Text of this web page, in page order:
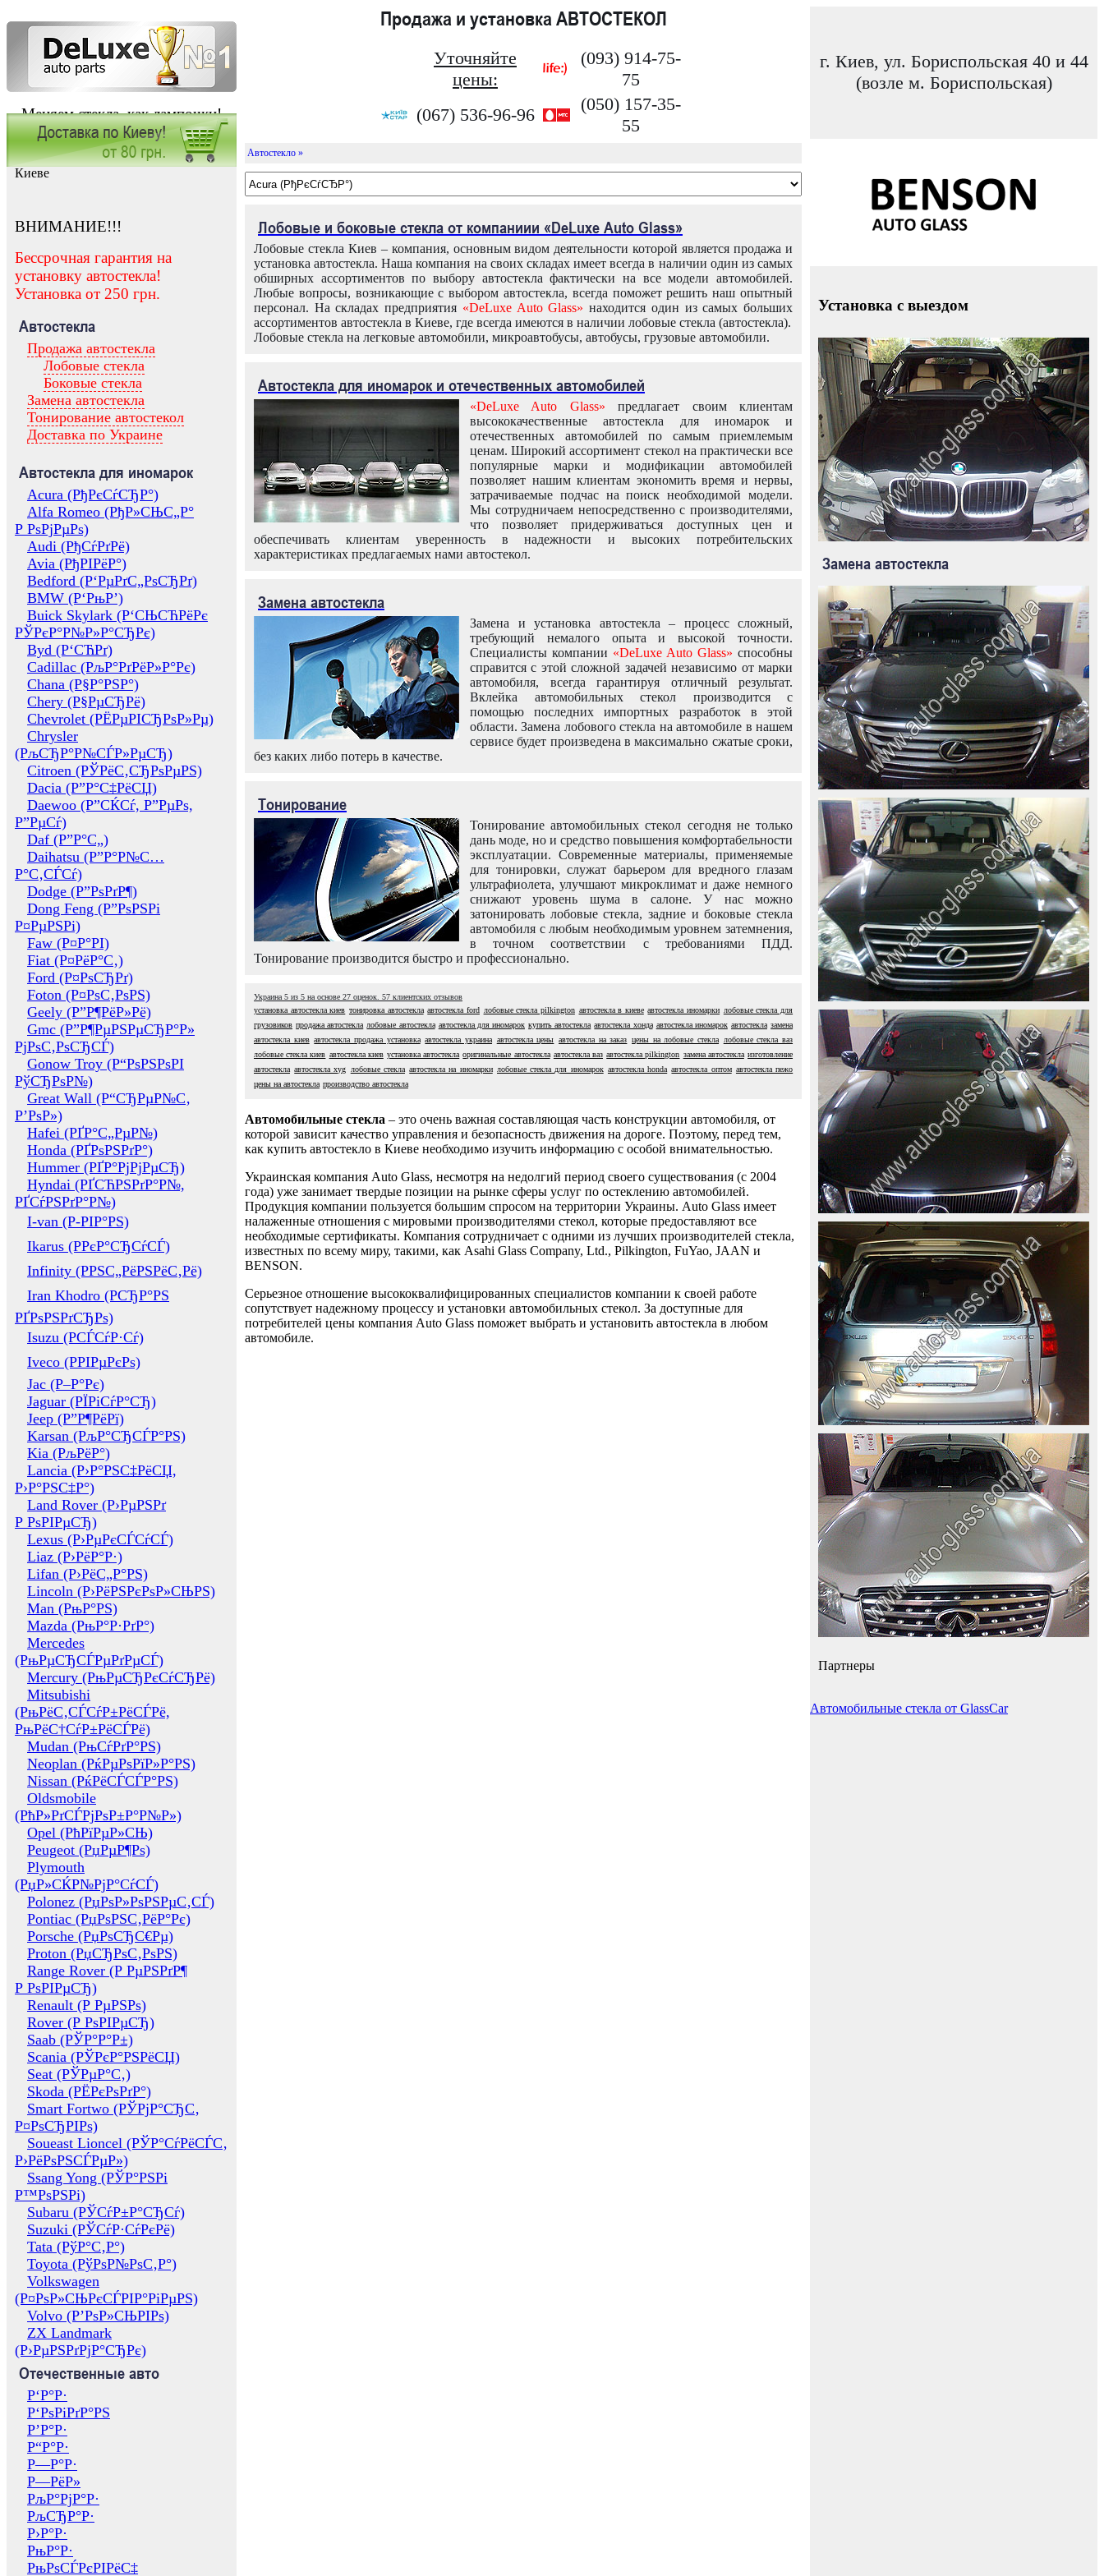
Меняем стекла, как лампочки!
Продажа и установка АВТОСТЕКОЛ
Уточняйте
цены:
(093) 914-75-
75
(067) 536-96-96
(050) 157-35-
55
г. Киев, ул. Бориспольская 40 и 44
(возле м. Бориспольская)
Заказать установку автостекла в
Киеве
ВНИМАНИЕ!!!
Бессрочная гарантия на
установку автостекла!
Установка от 250 грн.
Автостекла
Продажа автостекла
Лобовые стекла
Боковые стекла
Замена автостекла
Тонирование автостекол
Доставка по Украине
Автостекла для иномарок
Acura (РђРєСѓСЂР°)
Alfa Romeo (РђР»СЊС„Р°
Р РѕРјРµРѕ)
Audi (РђСѓРґРё)
Avia (РђРІРёР°)
Bedford (Р‘РµРґС„РѕСЂРґ)
BMW (Р‘РњР’)
Buick Skylark (Р‘СЊСЋРёРє
РЎРєР°Р№Р»Р°СЂРє)
Byd (Р‘СЋРґ)
Cadillac (РљР°РґРёР»Р°Рє)
Chana (Р§Р°РЅР°)
Chery (Р§РµСЂРё)
Chevrolet (РЁРµРІСЂРѕР»Рµ)
Chrysler
(РљСЂР°Р№СЃР»РµСЂ)
Citroen (РЎРёС‚СЂРѕРµРЅ)
Dacia (Р”Р°С‡РёСЏ)
Daewoo (Р”СЌСѓ, Р”РµРѕ,
Р”РµСѓ)
Daf (Р”Р°С„)
Daihatsu (Р”Р°Р№С…
Р°С‚СЃСѓ)
Dodge (Р”РѕРґР¶)
Dong Feng (Р”РѕРЅРі
Р¤РµРЅРі)
Faw (Р¤Р°РІ)
Fiat (Р¤РёР°С‚)
Ford (Р¤РѕСЂРґ)
Foton (Р¤РѕС‚РѕРЅ)
Geely (Р”Р¶РёР»Рё)
Gmc (Р”Р¶РµРЅРµСЂР°Р»
РјРѕС‚РѕСЂСЃ)
Gonow Troy (Р“РѕРЅРѕРІ
РўСЂРѕР№)
Great Wall (Р“СЂРµР№С‚
Р’РѕР»)
Hafei (РҐР°С„РµР№)
Honda (РҐРѕРЅРґР°)
Hummer (РҐР°РјРјРµСЂ)
Hyndai (РҐСЋРЅРґР°Р№,
РҐСѓРЅРґР°Р№)
I-van (Р-РІР°РЅ)
Ikarus (РРєР°СЂСѓСЃ)
Infinity (РРЅС„РёРЅРёС‚Рё)
Iran Khodro (РСЂР°РЅ
РҐРѕРЅРґСЂРѕ)
Isuzu (РСЃСѓР·Сѓ)
Iveco (РРІРµРєРѕ)
Jac (Р–Р°Рє)
Jaguar (РЇРіСѓР°СЂ)
Jeep (Р”Р¶РёРї)
Karsan (РљР°СЂСЃР°РЅ)
Kia (РљРёР°)
Lancia (Р›Р°РЅС‡РёСЏ,
Р›Р°РЅС‡Р°)
Land Rover (Р›РµРЅРґ
Р РѕРІРµСЂ)
Lexus (Р›РµРєСЃСѓСЃ)
Liaz (Р›РёР°Р·)
Lifan (Р›РёС„Р°РЅ)
Lincoln (Р›РёРЅРєРѕР»СЊРЅ)
Man (РњР°РЅ)
Mazda (РњР°Р·РґР°)
Mercedes
(РњРµСЂСЃРµРґРµСЃ)
Mercury (РњРµСЂРєСѓСЂРё)
Mitsubishi
(РњРёС‚СЃСѓР±РёСЃРё,
РњРёС†СѓР±РёСЃРё)
Mudan (РњСѓРґР°РЅ)
Neoplan (РќРµРѕРїР»Р°РЅ)
Nissan (РќРёСЃСЃР°РЅ)
Oldsmobile
(РћР»РґСЃРјРѕР±Р°Р№Р»)
Opel (РћРїРµР»СЊ)
Peugeot (РџРµР¶Рѕ)
Plymouth
(РџР»СЌР№РјР°СѓСЃ)
Polonez (РџРѕР»РѕРЅРµС‚СЃ)
Pontiac (РџРѕРЅС‚РёР°Рє)
Porsche (РџРѕСЂС€Рµ)
Proton (РџСЂРѕС‚РѕРЅ)
Range Rover (Р РµРЅРґР¶
Р РѕРІРµСЂ)
Renault (Р РµРЅРѕ)
Rover (Р РѕРІРµСЂ)
Saab (РЎР°Р°Р±)
Scania (РЎРєР°РЅРёСЏ)
Seat (РЎРµР°С‚)
Skoda (РЁРєРѕРґР°)
Smart Fortwo (РЎРјР°СЂС‚
Р¤РѕСЂРІРѕ)
Soueast Lioncel (РЎР°СѓРёСЃС‚
Р›РёРѕРЅСЃРµР»)
Ssang Yong (РЎР°РЅРі
Р™РѕРЅРі)
Subaru (РЎСѓР±Р°СЂСѓ)
Suzuki (РЎСѓР·СѓРєРё)
Tata (РўР°С‚Р°)
Toyota (РўРѕР№РѕС‚Р°)
Volkswagen
(Р¤РѕР»СЊРєСЃРІР°РіРµРЅ)
Volvo (Р’РѕР»СЊРІРѕ)
ZX Landmark
(Р›РµРЅРґРјР°СЂРє)
Отечественные авто
Р‘Р°Р·
Р‘РѕРіРґР°РЅ
Р’Р°Р·
Р“Р°Р·
Р—Р°Р·
Р—РёР»
РљР°РјР°Р·
РљСЂР°Р·
Р›Р°Р·
РњР°Р·
РњРѕСЃРєРІРёС‡
Автостекло »
Лобовые и боковые стекла от компаниии «DeLuxe Auto Glass»
Лобовые стекла Киев – компания, основным видом деятельности которой является продажа и
установка автостекла. Наша компания на своих складах имеет всегда в наличии один из самых
обширных ассортиментов по выбору автостекла фактически на все модели автомобилей.
Любые вопросы, возникающие с выбором автостекла, всегда поможет решить наш опытный
персонал. На складах предприятия «DeLuxe Auto Glass» находится один из самых больших
ассортиментов автостекла в Киеве, где всегда имеются в наличии лобовые стекла (автостекла).
Лобовые стекла на легковые автомобили, микроавтобусы, автобусы, грузовые автомобили.
Автостекла для иномарок и отечественных автомобилей
«DeLuxe Auto Glass» предлагает своим клиентам
высококачественные автостекла для иномарок и
отечественных автомобилей по самым приемлемым
ценам. Широкий ассортимент стекол на практически все
популярные марки и модификации автомобилей
позволяет нашим клиентам экономить время и нервы,
затрачиваемые подчас на поиск необходимой модели.
Мы сотрудничаем непосредственно с производителями,
что позволяет придерживаться доступных цен и
обеспечивать клиентам уверенность в надежности и высоких потребительских
характеристиках предлагаемых нами автостекол.
Замена автостекла
Замена и установка автостекла – процесс сложный,
требующий немалого опыта и высокой точности.
Специалисты компании «DeLuxe Auto Glass» способны
справится с этой сложной задачей независимо от марки
автомобиля, всегда гарантируя отличный результат.
Вклейка автомобильных стекол производится с
помощью последних импортных разработок в этой
области. Замена лобового стекла на автомобиле в нашем
сервисе будет произведена в максимально сжатые сроки,
без каких либо потерь в качестве.
Тонирование
Тонирование автомобильных стекол сегодня не только
дань моде, но и средство повышения комфортабельности
эксплуатации. Современные материалы, применяемые
для тонировки, служат барьером для вредного глазам
ультрафиолета, улучшают микроклимат и даже немного
снижают уровень шума в салоне. У нас можно
затонировать лобовые стекла, задние и боковые стекла
автомобиля с любым необходимым уровнем затемнения,
в точном соответствии с требованиями ПДД.
Тонирование производится быстро и профессионально.
Украина 5 из 5 на основе 27 оценок. 57 клиентских отзывов
установка автостекла киев тонировка автостекла автостекла ford лобовые стекла pilkington автостекла в киеве автостекла иномарки лобовые стекла для
грузовиков продажа автостекла лобовые автостекла автостекла для иномарок купить автостекла автостекла хонда автостекла иномарок автостекла замена
автостекла киев автостекла продажа установка автостекла украина автостекла цены автостекла на заказ цены на лобовые стекла
лобовые стекла ваз
лобовые стекла киев автостекла киев установка автостекла оригинальные автостекла автостекла ваз автостекла pilkington замена автостекла изготовление
автостекла автостекла xyg лобовые стекла автостекла на иномарки лобовые стекла для иномарок автостекла honda автостекла оптом автостекла пежо
цены на автостекла производство автостекла
Автомобильные стекла – это очень важная составляющая часть конструкции автомобиля, от
которой зависит качество управления и безопасность движения на дороге. Поэтому, перед тем,
как купить автостекло в Киеве необходимо изучить информацию с особой внимательностью.
Украинская компания Auto Glass, несмотря на недолгий период своего существования (с 2004
года) уже занимает твердые позиции на рынке сферы услуг по остеклению автомобилей.
Продукция компании пользуется большим спросом на территории Украины. Auto Glass имеет
налаженные отношения с мировыми производителями стекол, которые предоставляют все
необходимые сертификаты. Компания сотрудничает с одними из лучших производителей стекла,
известных по всему миру, такими, как Asahi Glass Company, Ltd., Pilkington, FuYao, JAAN и
BENSON.
Серьезное отношение высококвалифицированных специалистов компании к своей работе
сопутствует надежному процессу и установки автомобильных стекол. За доступные для
потребителей цены компания Auto Glass поможет выбрать и установить автостекла в любом
автомобиле.
Установка с выездом
Замена автостекла
Партнеры
Автомобильные стекла от GlassCar